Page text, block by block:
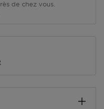
de chez vous.